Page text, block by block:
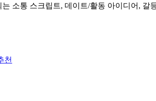
소통 스크립트, 데이트/활동 아이디어, 갈
천